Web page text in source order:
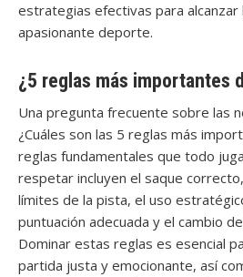
estrategias efectivas para
apasionante deporte.
¿5 reglas más importantes
Una pregunta frecuente sobre las
¿Cuáles son las 5 reglas más
reglas fundamentales que todo
respetar incluyen el saque
límites de la pista, el uso
puntuación adecuada y el cambio
Dominar estas reglas es esencial
partida justa y emocionante, así